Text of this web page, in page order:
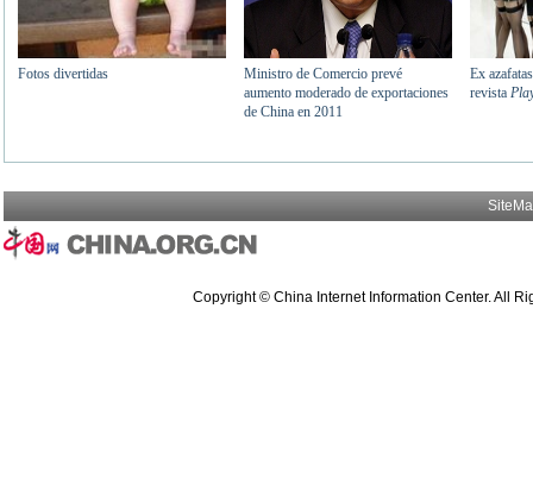
Copyright © China Internet Information Center. All